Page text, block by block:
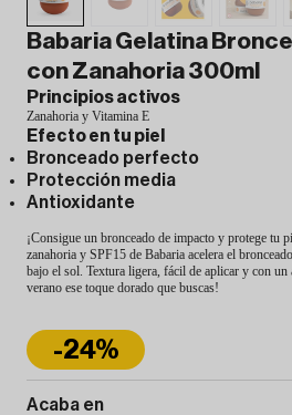
Babaria Gelatina
con Zanahoria 300ml
Principios activos
Zanahoria y Vitamina E
Efecto en tu piel
Bronceado perfecto
Protección media
Antioxidante
¡Consigue un bronceado de impacto y protege tu
zanahoria y SPF15 de Babaria acelera el
bajo el sol. Textura ligera, fácil de aplicar y con un
verano ese toque dorado que buscas!
-24%
Acaba en